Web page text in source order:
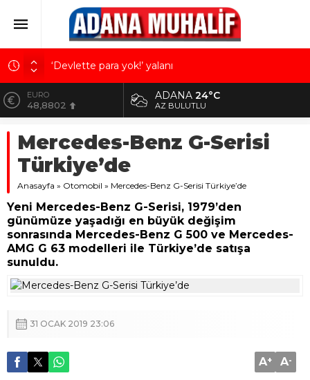
‘Devlette para yok!’ yalanı
Kuru meyve sektörü 2 milyar dolar ihracat hedefi
için Ankara’dan destek istedi
Mobilya ihracatında Avrupa ivmesi
Göz için “Akıllı Mercek” herkes için uygun mu?
Devletin iki bilançosu: Görünen bütçe, bütçe dışı
riskler ve hazineyi bekleyen yük
ALTIN
5.629,56
10.824,63
DOLAR
42,2340
48,8802
ADANA24°C
AZ BULUTLU
Mercedes-Benz G-Serisi
Türkiye’de
Anasayfa » Otomobil » Mercedes-Benz G-Serisi Türkiye’de
Yeni Mercedes-Benz G-Serisi, 1979’den
günümüze yaşadığı en büyük değişim
sonrasında Mercedes-Benz G 500 ve Mercedes-
AMG G 63 modelleri ile Türkiye’de satışa
sunuldu.
31 OCAK 2019 23:06
A+ A-